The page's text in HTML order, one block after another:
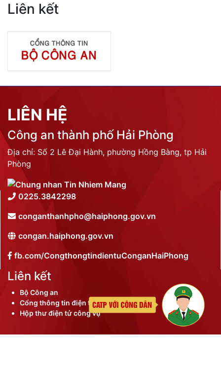
Liên kết
LIÊN HỆ
Công an thành phố Hải Phòng
Địa chỉ: Số 2 Lê Đại Hành, phường Hồng Bàng, tp Hải
Phòng
0225.3842298
conganthanhpho@haiphong.gov.vn
congan.haiphong.gov.vn
fb.com/CongthongtindientuConganHaiPhong
Liên kết
Bộ Công an
Cổng thông tin điện tử thành phố
Hộp thư điện tử công vụ